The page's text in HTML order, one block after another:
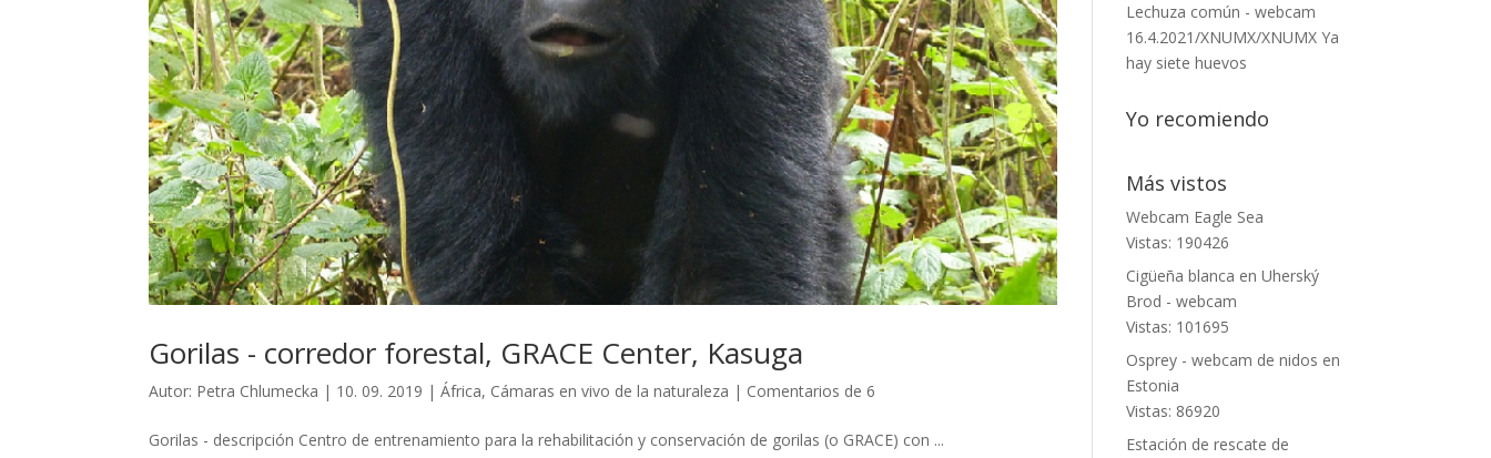
Gorilas - corredor forestal, GRACE Center, Kasuga
Autor: Petra Chlumecka | 10. 09. 2019 |África, Cámaras en vivo de la naturaleza | Comentarios de 6
Gorilas - descripción Centro de entrenamiento para la rehabilitación y conservación de gorilas (o GRACE) con ...
Lechuza común - webcam
16.4.2021/XNUMX/XNUMX Ya
hay siete huevos
Yo recomiendo
Más vistos
Webcam Eagle Sea
Vistas: 190426
Cigüeña blanca en Uherský
Brod - webcam
Vistas: 101695
Osprey - webcam de nidos en
Estonia
Vistas: 86920
Estación de rescate de